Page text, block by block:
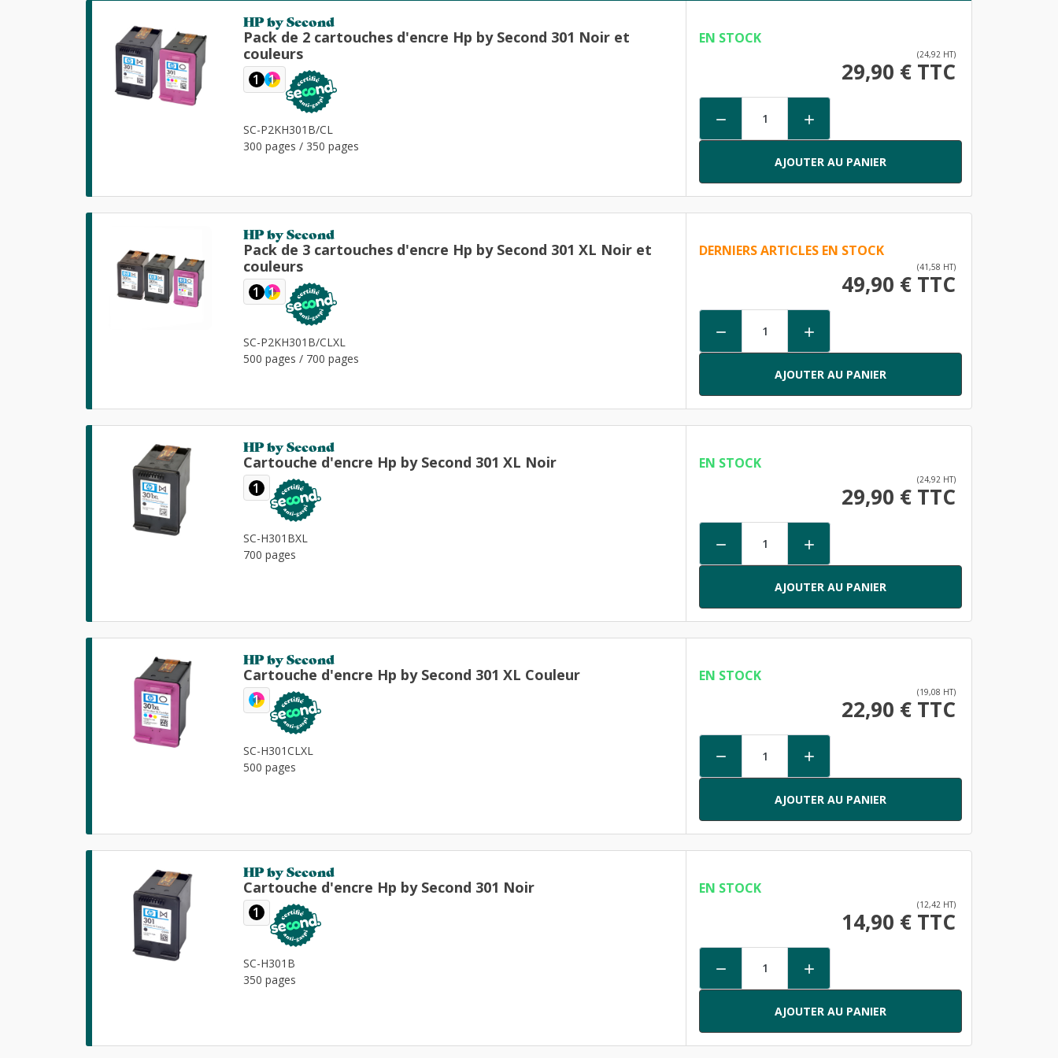
HP by Second
Pack de 2 cartouches d'encre Hp by Second 301 Noir et
couleurs
1 1
SC-P2KH301B/CL
300 pages / 350 pages
EN STOCK
(24,92 HT)
29,90 € TTC
 
AJOUTER AU PANIER
HP by Second
Pack de 3 cartouches d'encre Hp by Second 301 XL Noir et
couleurs
1 1
SC-P2KH301B/CLXL
500 pages / 700 pages
DERNIERS ARTICLES EN STOCK
(41,58 HT)
49,90 € TTC
 
AJOUTER AU PANIER
HP by Second
Cartouche d'encre Hp by Second 301 XL Noir
1
SC-H301BXL
700 pages
EN STOCK
(24,92 HT)
29,90 € TTC
 
AJOUTER AU PANIER
HP by Second
Cartouche d'encre Hp by Second 301 XL Couleur
1
SC-H301CLXL
500 pages
EN STOCK
(19,08 HT)
22,90 € TTC
 
AJOUTER AU PANIER
HP by Second
Cartouche d'encre Hp by Second 301 Noir
1
SC-H301B
350 pages
EN STOCK
(12,42 HT)
14,90 € TTC
 
AJOUTER AU PANIER